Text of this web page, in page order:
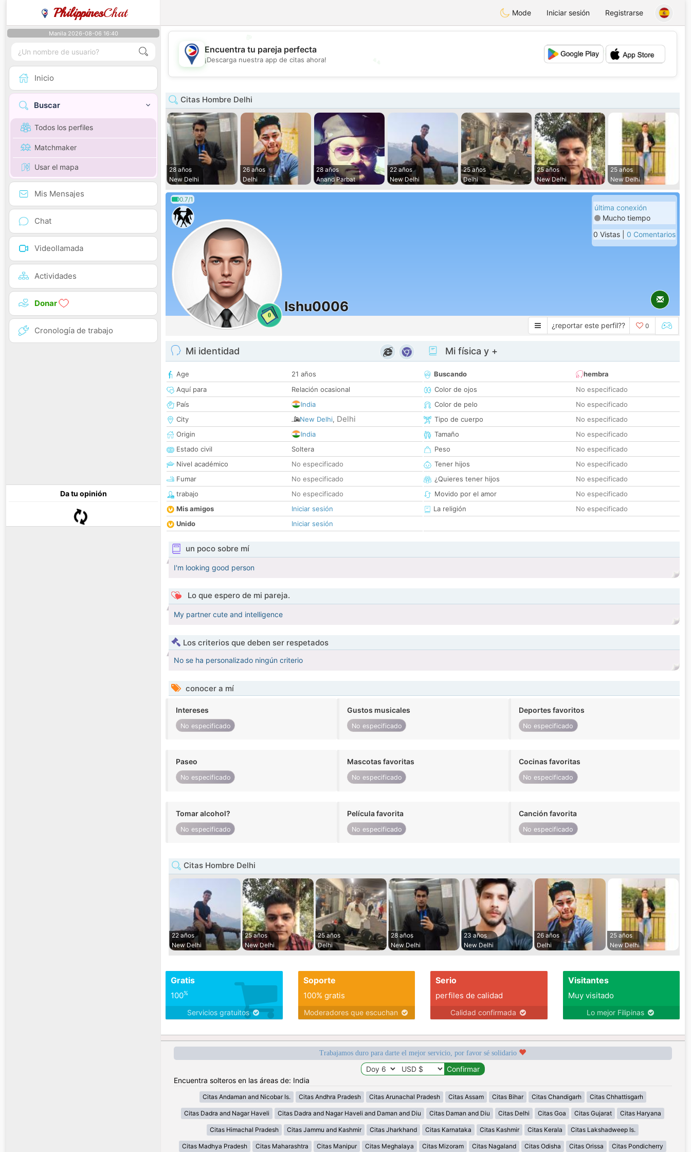
PhilippinesChat Mode Iniciar sesión Registrarse
Manila 2026-08-06 16:40
Inicio
Buscar
Todos los perfiles
Matchmaker
Usar el mapa
Mis Mensajes
Chat
Videollamada
Actividades
Donar
Cronología de trabajo
Da tu opinión
💖
💖
💕
Encuentra tu pareja perfecta
¡Descarga nuestra app de citas ahora!
Citas Hombre Delhi
28 años
New Delhi
26 años
Delhi
28 años
Anand Parbat
22 años
New Delhi
25 años
Delhi
25 años
New Delhi
25 años
New Delhi
0.7/1
0
Ishu0006
última conexión
Mucho tiempo
0 Vistas | 0 Comentarios
¿reportar este perfil?? 0
Mi identidad
Age
21 años
Aquí para
Relación ocasional
País
India
City
New Delhi, Delhi
Origin
India
Estado civil
Soltera
Nivel académico
No especificado
Fumar
No especificado
trabajo
No especificado
Mis amigos
Iniciar sesión
Unido
Iniciar sesión
Mi física y +
Buscando
hembra
Color de ojos
No especificado
Color de pelo
No especificado
Tipo de cuerpo
No especificado
Tamaño
No especificado
Peso
No especificado
Tener hijos
No especificado
¿Quieres tener hijos
No especificado
Movido por el amor
No especificado
La religión
No especificado
un poco sobre mí
I'm looking good person
Lo que espero de mi pareja.
My partner cute and intelligence
Los criterios que deben ser respetados
No se ha personalizado ningún criterio
conocer a mí
Intereses
No especificado
Gustos musicales
No especificado
Deportes favoritos
No especificado
Paseo
No especificado
Mascotas favoritas
No especificado
Cocinas favoritas
No especificado
Tomar alcohol?
No especificado
Película favorita
No especificado
Canción favorita
No especificado
Citas Hombre Delhi
22 años
New Delhi
25 años
New Delhi
25 años
Delhi
28 años
New Delhi
23 años
New Delhi
26 años
Delhi
25 años
New Delhi
Gratis
100%
Servicios gratuitos
Soporte
100% gratis
Moderadores que escuchan
Serio
perfiles de calidad
Calidad confirmada
Visitantes
Muy visitado
Lo mejor Filipinas
Trabajamos duro para darte el mejor servicio, por favor sé solidario
Encuentra solteros en las áreas de: India
Citas Andaman and Nicobar Is. Citas Andhra Pradesh Citas Arunachal Pradesh Citas Assam Citas Bihar Citas Chandigarh Citas Chhattisgarh
Citas Dadra and Nagar Haveli Citas Dadra and Nagar Haveli and Daman and Diu Citas Daman and Diu Citas Delhi Citas Goa Citas Gujarat Citas Haryana
Citas Himachal Pradesh Citas Jammu and Kashmir Citas Jharkhand Citas Karnataka Citas Kashmir Citas Kerala Citas Lakshadweep Is.
Citas Madhya Pradesh Citas Maharashtra Citas Manipur Citas Meghalaya Citas Mizoram Citas Nagaland Citas Odisha Citas Orissa Citas Pondicherry